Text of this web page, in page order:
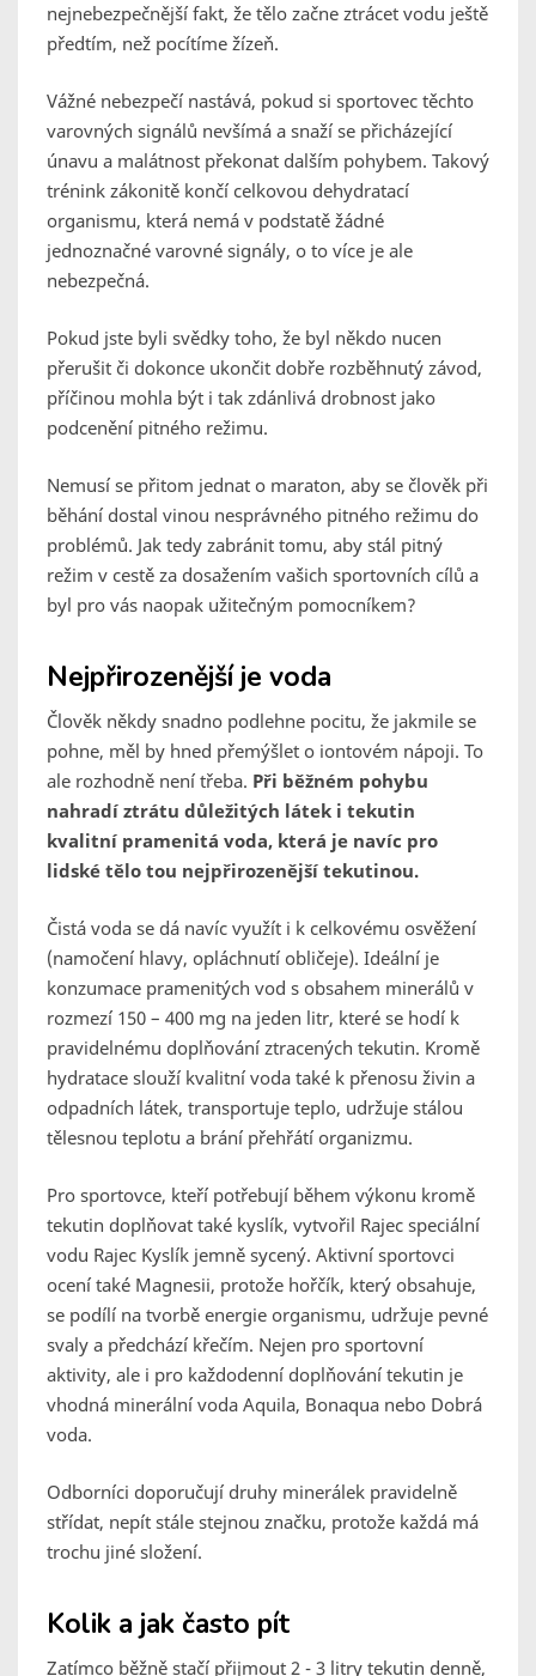
nejnebezpečnější fakt, že tělo začne ztrácet vodu ještě
předtím, než pocítíme žízeň.
Vážné nebezpečí nastává, pokud si sportovec těchto
varovných signálů nevšímá a snaží se přicházející
únavu a malátnost překonat dalším pohybem. Takový
trénink zákonitě končí celkovou dehydratací
organismu, která nemá v podstatě žádné
jednoznačné varovné signály, o to více je ale
nebezpečná.
Pokud jste byli svědky toho, že byl někdo nucen
přerušit či dokonce ukončit dobře rozběhnutý závod,
příčinou mohla být i tak zdánlivá drobnost jako
podcenění pitného režimu.
Nemusí se přitom jednat o maraton, aby se člověk při
běhání dostal vinou nesprávného pitného režimu do
problémů. Jak tedy zabránit tomu, aby stál pitný
režim v cestě za dosažením vašich sportovních cílů a
byl pro vás naopak užitečným pomocníkem?
Nejpřirozenější je voda
Člověk někdy snadno podlehne pocitu, že jakmile se
pohne, měl by hned přemýšlet o iontovém nápoji. To
ale rozhodně není třeba. Při běžném pohybu
nahradí ztrátu důležitých látek i tekutin
kvalitní pramenitá voda, která je navíc pro
lidské tělo tou nejpřirozenější tekutinou.
Čistá voda se dá navíc využít i k celkovému osvěžení
(namočení hlavy, opláchnutí obličeje). Ideální je
konzumace pramenitých vod s obsahem minerálů v
rozmezí 150 – 400 mg na jeden litr, které se hodí k
pravidelnému doplňování ztracených tekutin. Kromě
hydratace slouží kvalitní voda také k přenosu živin a
odpadních látek, transportuje teplo, udržuje stálou
tělesnou teplotu a brání přehřátí organizmu.
Pro sportovce, kteří potřebují během výkonu kromě
tekutin doplňovat také kyslík, vytvořil Rajec speciální
vodu Rajec Kyslík jemně sycený. Aktivní sportovci
ocení také Magnesii, protože hořčík, který obsahuje,
se podílí na tvorbě energie organismu, udržuje pevné
svaly a předchází křečím. Nejen pro sportovní
aktivity, ale i pro každodenní doplňování tekutin je
vhodná minerální voda Aquila, Bonaqua nebo Dobrá
voda.
Odborníci doporučují druhy minerálek pravidelně
střídat, nepít stále stejnou značku, protože každá má
trochu jiné složení.
Kolik a jak často pít
Zatímco běžně stačí přijmout 2 - 3 litry tekutin denně,